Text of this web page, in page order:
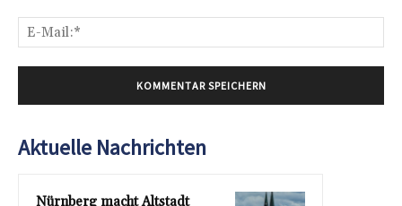
Aktuelle Nachrichten
Nürnberg macht Altstadt